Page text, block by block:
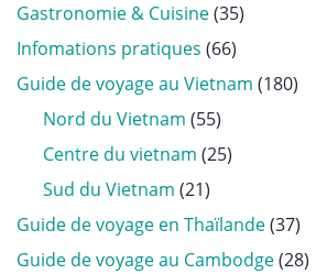
Gastronomie & Cuisine(35)
Infomations pratiques (66)
Guide de voyage au Vietnam (180)
Nord du Vietnam (55)
Centre du vietnam (25)
Sud du Vietnam (21)
Guide de voyage en Thaïlande(37)
Guide de voyage au Cambodge(28)